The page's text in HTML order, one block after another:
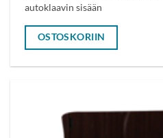
autoklaavin sisään
OSTOSKORIIN